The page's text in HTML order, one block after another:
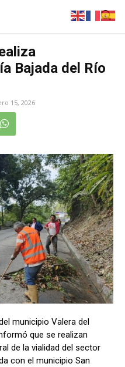
Bajada del Río
15, 2026
municipio Valera del
que se realizan
de la vialidad del sector
con el municipio San